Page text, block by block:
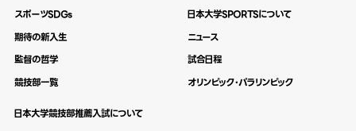
スポーツSDGs
期待の新入生
監督の哲学
競技部一覧
日本大学SPORTSについて
ニュース
試合日程
オリンピック・パラリンピック
日本大学競技部推薦入試について